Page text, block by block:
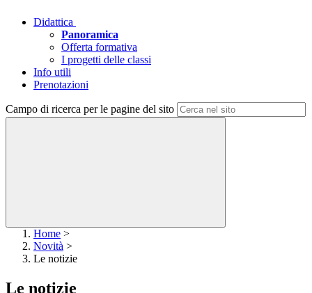
Didattica
Panoramica
Offerta formativa
I progetti delle classi
Info utili
Prenotazioni
Campo di ricerca per le pagine del sito
Home >
Novità >
Le notizie
Le notizie